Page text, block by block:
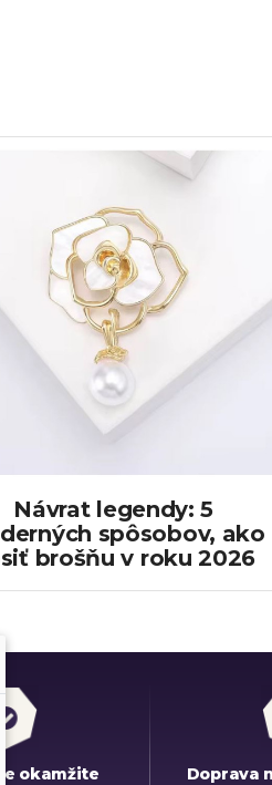
Návrat legendy: 5
spôsobov, ako
brošňu v roku 2026
okamžite Doprava